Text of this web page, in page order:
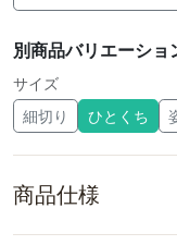
別商品バリエーショ
サイズ
細切り
ひとくち
商品仕様